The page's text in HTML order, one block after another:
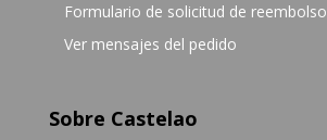
Formulario de solicitud de reembolso
Ver mensajes del pedido
Sobre Castelao